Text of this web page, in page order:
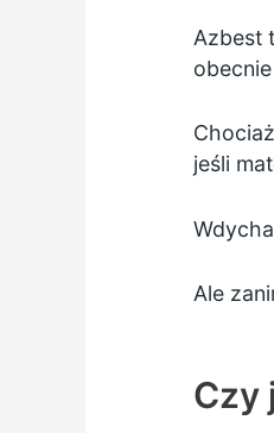
Azbest
jeśli
Ale
Czy